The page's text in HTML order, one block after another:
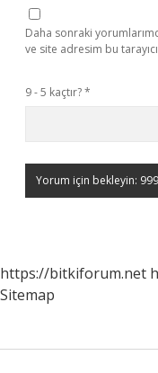
Daha sonraki
ve site adresim bu
9 - 5 kaçtır?*
https://bitkiforum.net
Sitemap